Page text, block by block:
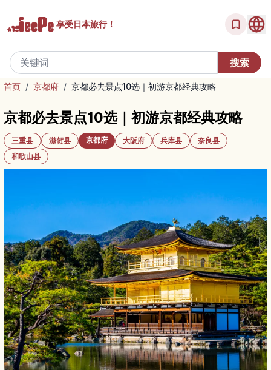
享受日本旅行！
首页 / 京都府 / 京都必去景点10选｜初游京都经典攻略
京都必去景点10选｜初游京都经典攻略
三重县 滋贺县 京都府 大阪府 兵库县
奈良县
和歌山县